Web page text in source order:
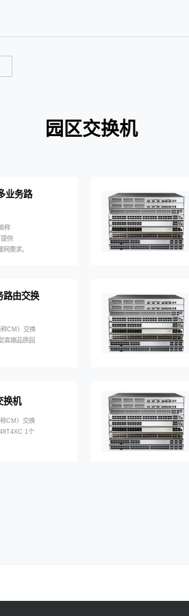
园区交换机
业务路
称
供
需求。
路由交换
CM）交换
高端品质园
换机
CM）交换
1个